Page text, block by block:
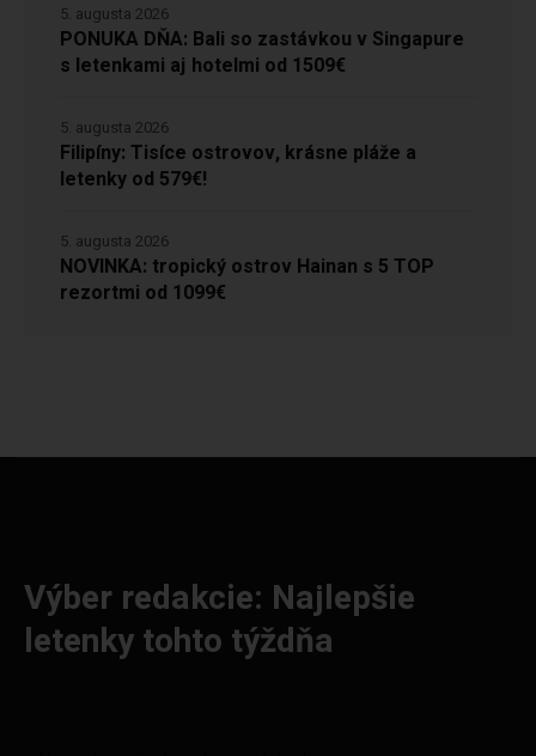
PONUKA DŇA: Bali so zastávkou v Singapure
s letenkami aj hotelmi od 1509€
5. augusta 2026
Filipíny: Tisíce ostrovov, krásne pláže a
letenky od 579€!
5. augusta 2026
NOVINKA: tropický ostrov Hainan s 5 TOP
rezortmi od 1099€
5. augusta 2026
Výber redakcie: Najlepšie
letenky tohto týždňa